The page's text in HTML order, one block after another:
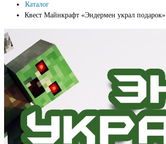
Каталог
Квест Майнкрафт «Эндермен украл подарок»